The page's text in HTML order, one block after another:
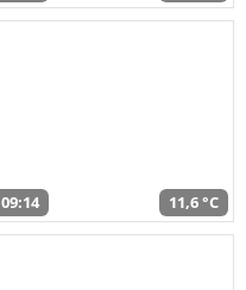
09:14 11,6 °C